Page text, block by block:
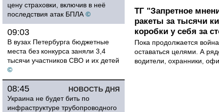
цену страховки, включив в неё
последствия атак БПЛА ©
09:03
В вузах Петербурга бюджетные
места без конкурса заняли 3,4
тысячи участников СВО и их детей
©
НОВОСТЬ ДНЯ
08:45
Украина не будет бить по
инфраструктуре трубопроводного
ТГ "Запретное
ракеты за тысячи
коробки у себя за
Пока продолжается
оставаться целями. А
водители, охранники,